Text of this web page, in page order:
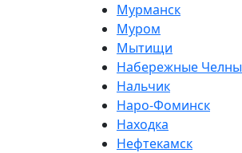
Мурманск
Муром
Мытищи
Набережные Челны
Нальчик
Наро-Фоминск
Находка
Нефтекамск